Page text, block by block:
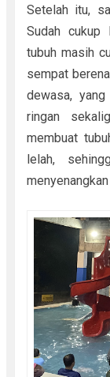
Setelah itu,
Sudah cukup
tubuh masih
sempat
dewasa,
ringan
membuat
lelah,